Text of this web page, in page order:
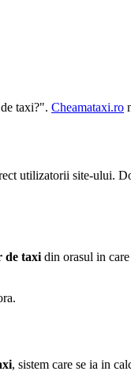
taxi?". Cheamataxi.ro
utilizatorii site-ului.
de taxi din orasul in
, sistem care se ia in